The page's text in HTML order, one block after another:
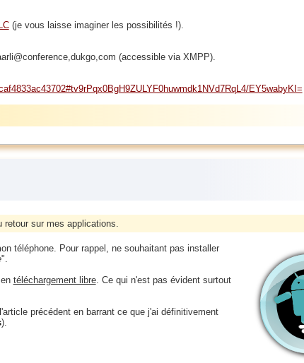
(je vous laisse imaginer les possibilités !).
(accessible via XMPP).
EY5wabyKI=
sur mes applications.
téléphone. Pour rappel, ne souhaitant pas installer
".
téléchargement libre. Ce qui n'est pas évident surtout
précédent en barrant ce que j'ai définitivement
).